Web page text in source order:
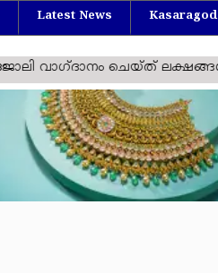
Latest News Kasaragod